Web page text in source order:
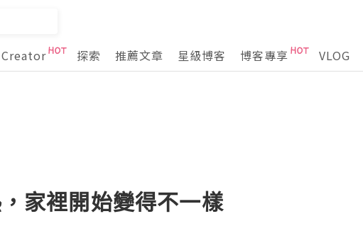
探索 推薦文章 星級博客 博客專享 VLOG
家裡開始變得不一樣